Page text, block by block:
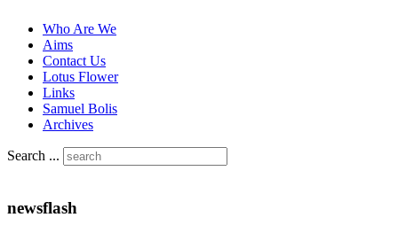
Who Are We
Aims
Contact Us
Lotus Flower
Links
Samuel Bolis
Archives
Search ...
newsflash